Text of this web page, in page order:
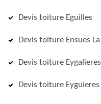
Devis toiture Eguilles
Devis toiture Ensues
Devis toiture Eygalieres
Devis toiture Eyguieres